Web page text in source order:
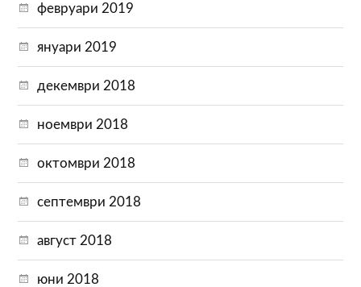
февруари 2019
януари 2019
декември 2018
ноември 2018
октомври 2018
септември 2018
август 2018
юни 2018